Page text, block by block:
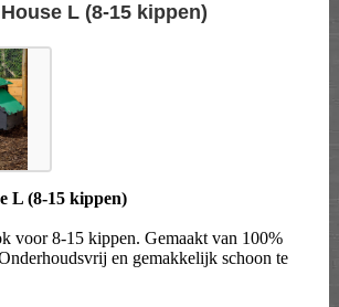
L (8-15 kippen)
L (8-15 kippen)
voor 8-15 kippen. Gemaakt van 100%
en gemakkelijk schoon te